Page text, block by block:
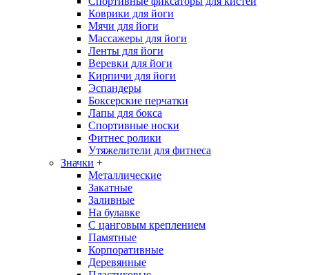
Коврики для йоги
Мячи для йоги
Массажеры для йоги
Ленты для йоги
Веревки для йоги
Кирпичи для йоги
Эспандеры
Боксерские перчатки
Лапы для бокса
Спортивные носки
Фитнес ролики
Утяжелители для фитнеса
Значки +
Металлические
Закатные
Заливные
На булавке
С цанговым креплением
Памятные
Корпоративные
Деревянные